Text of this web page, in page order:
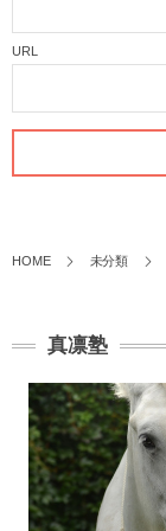
URL
HOME 未分類
真凛塾